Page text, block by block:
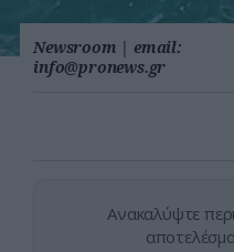
Newsroom | email:
info@pronews.gr
Ανακαλύψτε